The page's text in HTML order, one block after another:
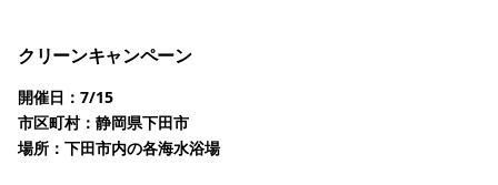
クリーンキャンペーン
開催日：7/15
市区町村：静岡県下田市
場所：下田市内の各海水浴場